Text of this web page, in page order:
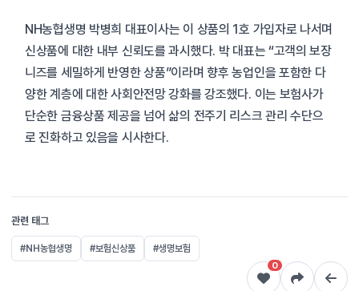
NH농협생명 박병희 대표이사는 이 상품의 1호 가입자로 나서며
신상품에 대한 내부 신뢰도를 과시했다. 박 대표는 “고객의 보장
니즈를 세밀하게 반영한 상품”이라며 향후 농업인을 포함한 다
양한 계층에 대한 사회안전망 강화를 강조했다. 이는 보험사가
단순한 금융상품 제공을 넘어 삶의 전주기 리스크 관리 수단으
로 진화하고 있음을 시사한다.
관련 태그
#NH농협생명 #보험신상품
#생명보험
0